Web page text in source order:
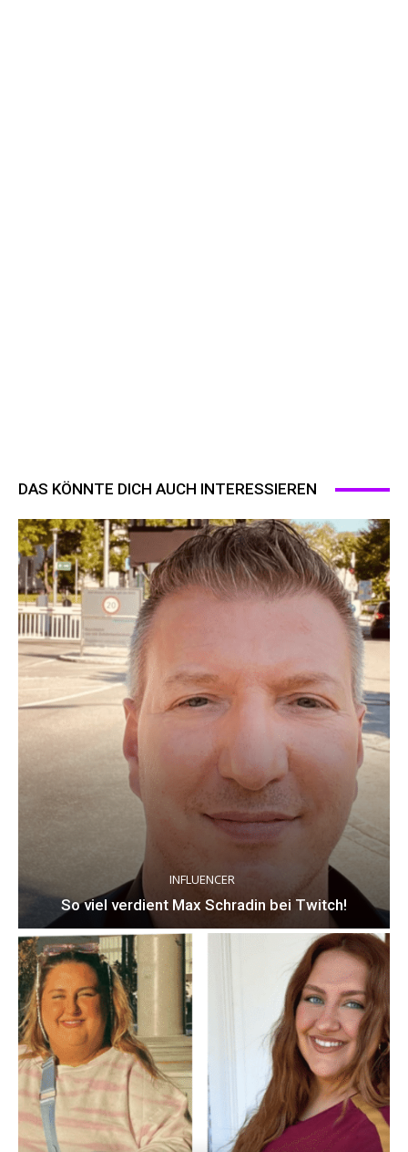
DAS KÖNNTE DICH AUCH INTERESSIEREN
INFLUENCER
So viel verdient Max Schradin bei Twitch!